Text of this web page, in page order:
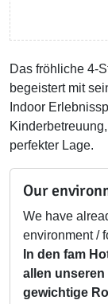
Das fröhliche 4-
begeistert mit
Indoor
perfekter Lage.
Our
We have
environment /
In den fam
allen
gewichtige